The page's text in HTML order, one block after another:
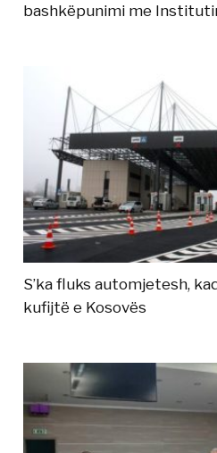
bashkëpunimi me
S’ka fluks automjetesh,
kufijtë e Kosovës